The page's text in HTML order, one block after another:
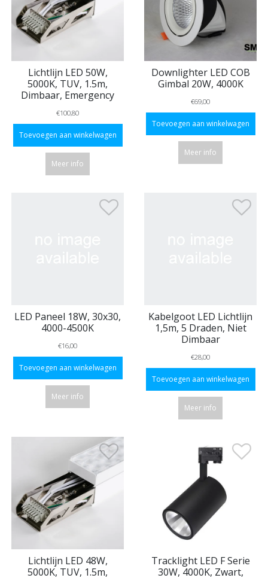
Lichtlijn LED 50W,
5000K, TUV, 1.5m,
Dimbaar, Emergency
€100,80
Toevoegen aan winkelwagen
Meer info
Downlighter LED COB
Gimbal 20W, 4000K
€69,00
Toevoegen aan winkelwagen
Meer info
LED Paneel 18W, 30x30,
4000-4500K
€16,00
Toevoegen aan winkelwagen
Meer info
Kabelgoot LED Lichtlijn
1,5m, 5 Draden, Niet
Dimbaar
€28,00
Toevoegen aan winkelwagen
Meer info
Lichtlijn LED 48W,
5000K, TUV, 1.5m,
Tracklight LED F Serie
30W, 4000K, Zwart,